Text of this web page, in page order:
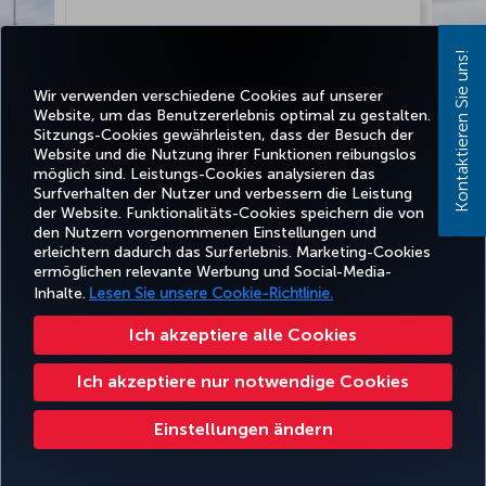
Wir verwenden verschiedene Cookies auf unserer
Website, um das Benutzererlebnis optimal zu gestalten.
Sitzungs-Cookies gewährleisten, dass der Besuch der
Website und die Nutzung ihrer Funktionen reibungslos
möglich sind. Leistungs-Cookies analysieren das
Surfverhalten der Nutzer und verbessern die Leistung
der Website. Funktionalitäts-Cookies speichern die von
den Nutzern vorgenommenen Einstellungen und
erleichtern dadurch das Surferlebnis. Marketing-Cookies
ermöglichen relevante Werbung und Social-Media-
Inhalte. Lesen Sie unsere Cookie-Richtlinie.
Ich akzeptiere alle Cookies
Ich akzeptiere nur notwendige Cookies
Einstellungen ändern
Weiter
Kontaktieren Sie uns!